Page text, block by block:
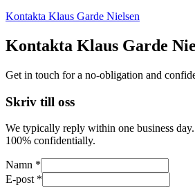
Kontakta Klaus Garde Nielsen
Kontakta Klaus Garde
Get in touch for a no-obligation and
Skriv till oss
We typically reply within one business
100% confidentially.
Namn *
E-post *